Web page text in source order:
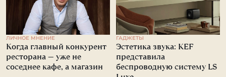
ЛИЧНОЕ МНЕНИЕ
Когда главный конкурент
ресторана — уже не
соседнее кафе, а магазин
ГАДЖЕТЫ
Эстетика звука: KEF
представила
беспроводную систему LS